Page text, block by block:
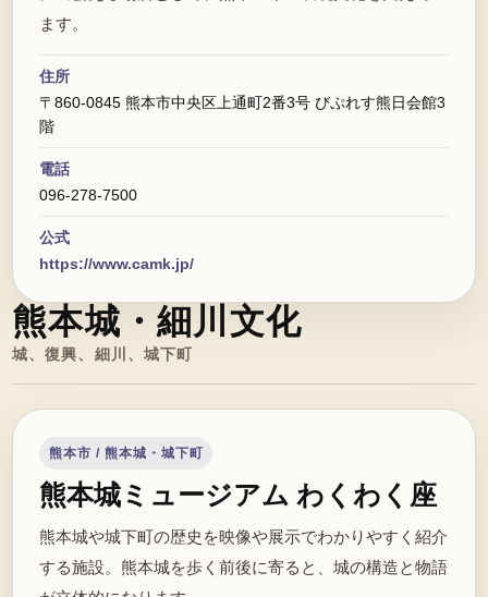
ます。
住所
〒860-0845 熊本市中央区上通町2番3号 びぷれす熊日会館3
階
電話
096-278-7500
公式
https://www.camk.jp/
熊本城・細川文化
城、復興、細川、城下町
熊本市 / 熊本城・城下町
熊本城ミュージアム わくわく座
熊本城や城下町の歴史を映像や展示でわかりやすく紹介
する施設。熊本城を歩く前後に寄ると、城の構造と物語